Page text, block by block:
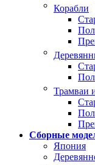
Корабли
Трамваи
Сборные
Япония